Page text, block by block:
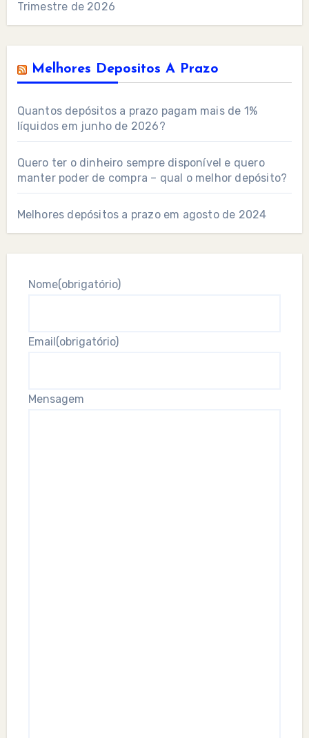
Trimestre de 2026
Melhores Depositos A Prazo
Quantos depósitos a prazo pagam mais de 1%
líquidos em junho de 2026?
Quero ter o dinheiro sempre disponível e quero
manter poder de compra – qual o melhor depósito?
Melhores depósitos a prazo em agosto de 2024
Nome(obrigatório)
Email(obrigatório)
Mensagem